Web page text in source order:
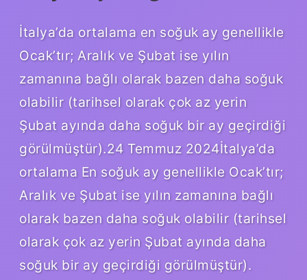
İtalya’da ortalama en soğuk ay genellikle
Ocak’tır; Aralık ve Şubat ise yılın
zamanına bağlı olarak bazen daha soğuk
olabilir (tarihsel olarak çok az yerin
Şubat ayında daha soğuk bir ay geçirdiği
görülmüştür).24 Temmuz 2024İtalya’da
ortalama En soğuk ay genellikle Ocak’tır;
Aralık ve Şubat ise yılın zamanına bağlı
olarak bazen daha soğuk olabilir (tarihsel
olarak çok az yerin Şubat ayında daha
soğuk bir ay geçirdiği görülmüştür).